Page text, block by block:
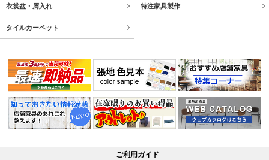
衣裳盆・屑入れ 特注家具製作
タイルカーペット
ご利用ガイド